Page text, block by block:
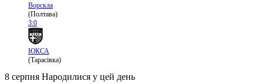
Ворскла
(Полтава)
3:0
ЮКСА
(Тарасівка)
8 серпня Народилися у цей день